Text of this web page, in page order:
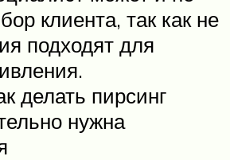
клиента, так как не
подходят для
делать пирсинг
нужна